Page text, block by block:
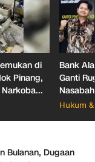
di
Pinang,
Bunker
Bank
Ganti
Office
Hukum
Bulanan, Dugaan